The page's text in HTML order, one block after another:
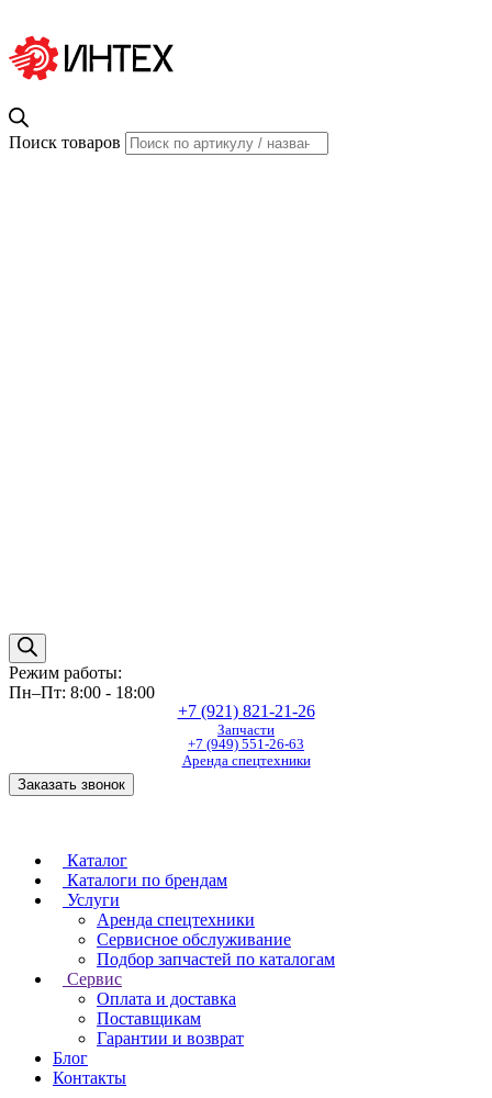
Поиск товаров
Режим работы:
Пн–Пт: 8:00 - 18:00
+7 (921) 821-21-26
Запчасти
+7 (949) 551-26-63
Аренда спецтехники
Заказать звонок
Каталог
Каталоги по брендам
Услуги
Аренда спецтехники
Сервисное обслуживание
Подбор запчастей по каталогам
Сервис
Оплата и доставка
Поставщикам
Гарантии и возврат
Блог
Контакты